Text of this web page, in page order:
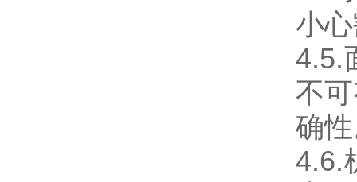
小
4.5.
不
确
4.6.